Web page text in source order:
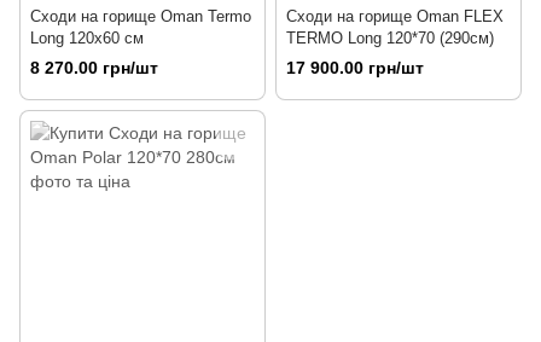
Сходи на горище Oman Termo
Long 120х60 см
8 270.00 грн/шт
Сходи на горище Oman FLEX
TERMO Long 120*70 (290см)
17 900.00 грн/шт